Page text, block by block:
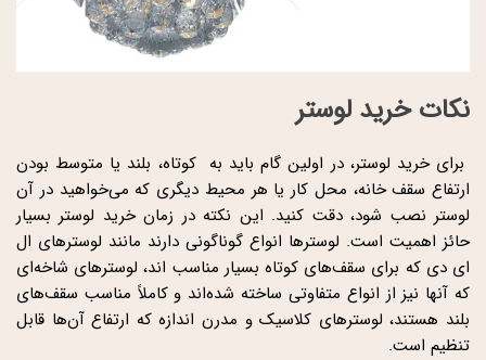
نکات خرید لوستر
برای خرید لوستر، در اولین گام باید به کوتاه، بلند یا متوسط بودن
ارتفاع سقف خانه، محل کار یا هر محیط دیگری که می‌خواهید در آن
لوستر نصب شود، دقت کنید. این نکته در زمان خرید لوستر بسیار
حائز اهمیت است. لوسترها انواع گوناگونی دارند مانند لوسترهای ال
ای دی که برای سقف‌های کوتاه بسیار مناسب اند، لوسترهای شاخه‌ای
که آنها نیز از انواع متفاوتی ساخته شده‌اند و کاملاً مناسب سقف‌های
بلند هستند، لوسترهای کلاسیک و مدرن اندازه که ارتفاع آن‌ها قابل
تنظیم است.